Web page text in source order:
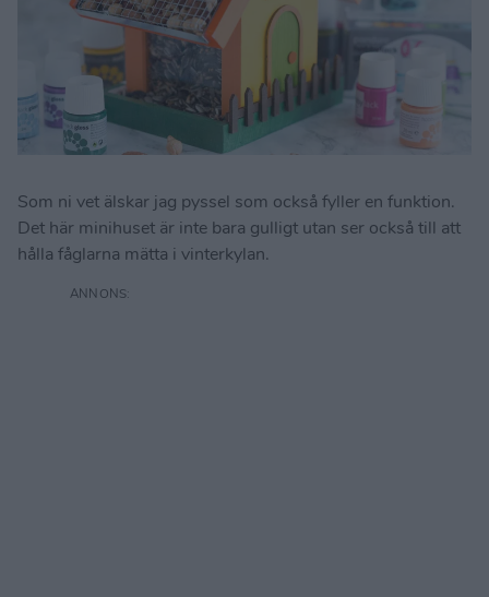
Som ni vet älskar jag pyssel som också fyller en funktion.
Det här minihuset är inte bara gulligt utan ser också till att
hålla fåglarna mätta i vinterkylan.